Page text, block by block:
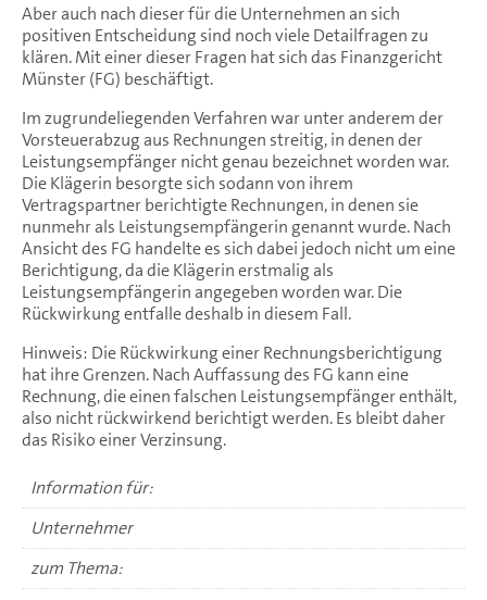
Aber auch nach dieser für die Unternehmen an sich
positiven Entscheidung sind noch viele Detailfragen zu
klären. Mit einer dieser Fragen hat sich das Finanzgericht
Münster (FG) beschäftigt.
Im zugrundeliegenden Verfahren war unter anderem der
Vorsteuerabzug aus Rechnungen streitig, in denen der
Leistungsempfänger nicht genau bezeichnet worden war.
Die Klägerin besorgte sich sodann von ihrem
Vertragspartner berichtigte Rechnungen, in denen sie
nunmehr als Leistungsempfängerin genannt wurde. Nach
Ansicht des FG handelte es sich dabei jedoch nicht um eine
Berichtigung, da die Klägerin erstmalig als
Leistungsempfängerin angegeben worden war. Die
Rückwirkung entfalle deshalb in diesem Fall.
Hinweis: Die Rückwirkung einer Rechnungsberichtigung
hat ihre Grenzen. Nach Auffassung des FG kann eine
Rechnung, die einen falschen Leistungsempfänger enthält,
also nicht rückwirkend berichtigt werden. Es bleibt daher
das Risiko einer Verzinsung.
Information für:
Unternehmer
zum Thema: